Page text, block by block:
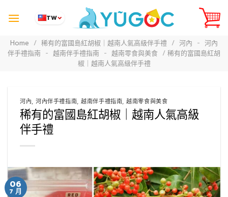
TW
Home / 稀有的富國島紅胡椒｜越南人氣高級伴手禮 / 河內 - 河內
伴手禮指南 - 越南伴手禮指南 - 越南零食與美食 / 稀有的富國島紅胡
椒｜越南人氣高級伴手禮
河內,河內伴手禮指南,越南伴手禮指南,越南零食與美食
稀有的富國島紅胡椒｜越南人氣高級
伴手禮
06
7 月